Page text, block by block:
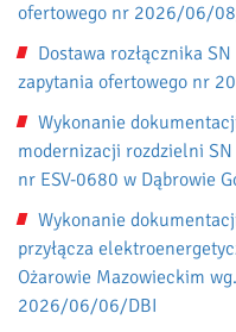
ofertowego nr 2026/06/
Dostawa rozłącznika
zapytania ofertowego nr
Wykonanie
modernizacji rozdzielni
nr ESV-0680 w Dąbrowie
Wykonanie
przyłącza
Ożarowie Mazowieckim
2026/06/06/DBI